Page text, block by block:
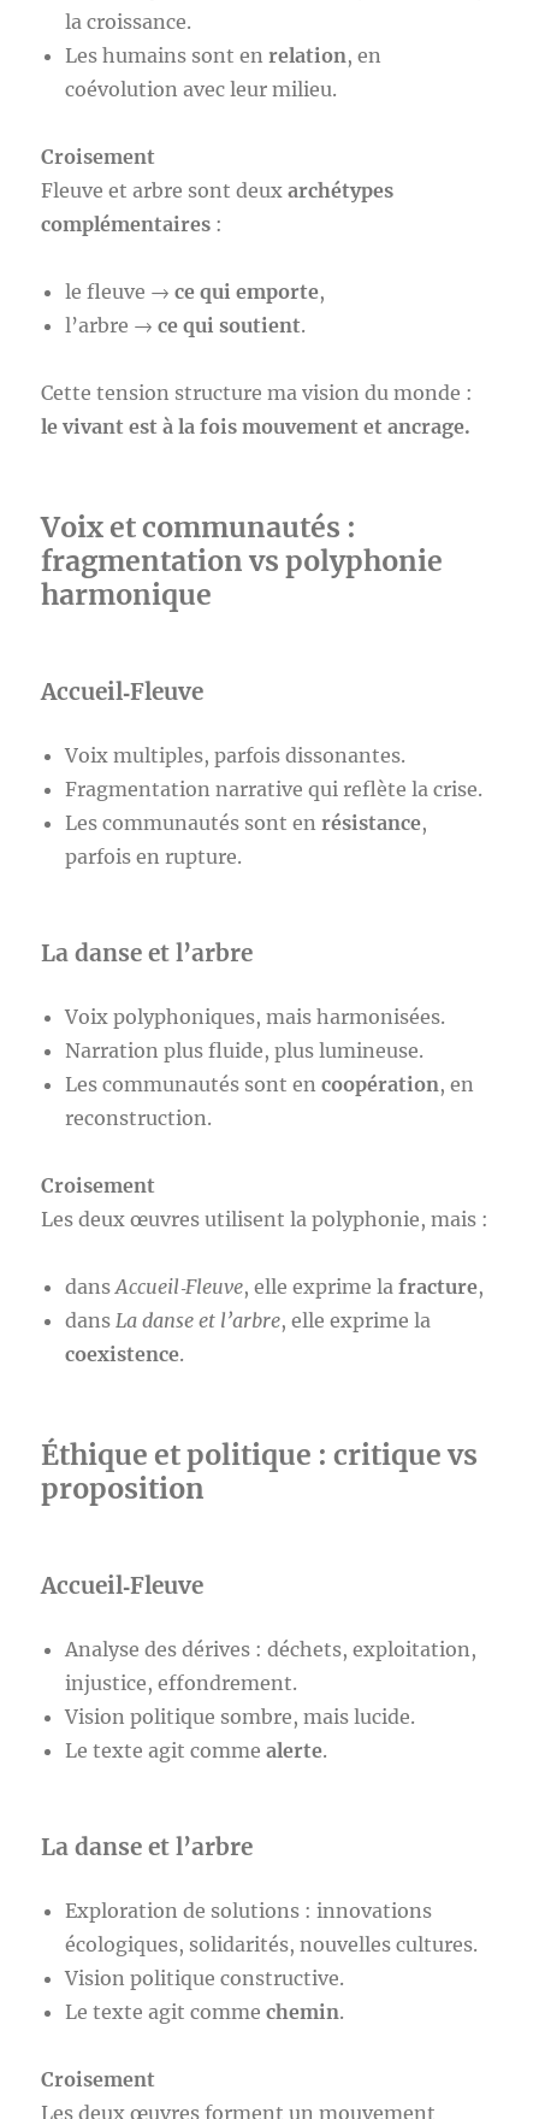
la croissance.
Les humains sont en relation, en
coévolution avec leur milieu.
Croisement
Fleuve et arbre sont deuxarchétypes
complémentaires :
le fleuve →ce qui emporte,
l’arbre →ce qui soutient.
Cette tension structure ma vision du monde :
le vivant est à la fois mouvement et ancrage.
Voix et communautés :
fragmentation vs polyphonie
harmonique
Accueil‑Fleuve
Voix multiples, parfois dissonantes.
Fragmentation narrative qui reflète la crise.
Les communautés sont en résistance,
parfois en rupture.
La danse et l’arbre
Voix polyphoniques, mais harmonisées.
Narration plus fluide, plus lumineuse.
Les communautés sont encoopération, en
reconstruction.
Croisement
Les deux œuvres utilisent la polyphonie, mais :
dansAccueil‑Fleuve, elle exprime lafracture,
dans La danse et l’arbre, elle exprime la
coexistence.
Éthique et politique : critique vs
proposition
Accueil‑Fleuve
Analyse des dérives : déchets, exploitation,
injustice, effondrement.
Vision politique sombre, mais lucide.
Le texte agit commealerte.
La danse et l’arbre
Exploration de solutions : innovations
écologiques, solidarités, nouvelles cultures.
Vision politique constructive.
Le texte agit commechemin.
Croisement
Les deux œuvres forment un mouvement